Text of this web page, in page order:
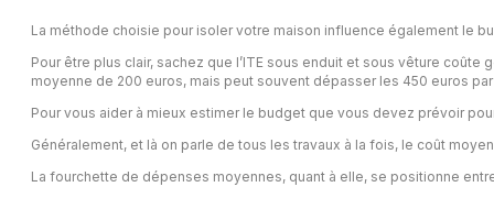
La méthode choisie pour isoler votre maison influence également le
Pour être plus clair, sachez que l’ITE sous enduit et sous vêture
moyenne de 200 euros, mais peut souvent dépasser les 450 euros
Pour vous aider à mieux estimer le budget que vous devez prévoir
Généralement, et là on parle de tous les travaux à la fois, le coût
La fourchette de dépenses moyennes, quant à elle, se positionne